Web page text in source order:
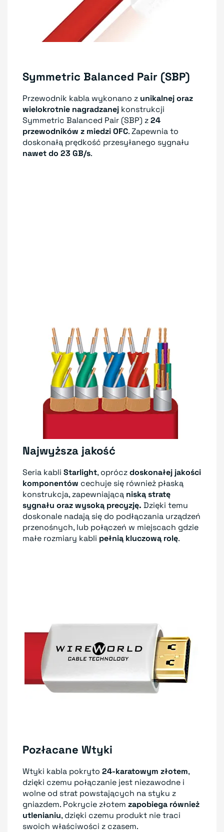
Symmetric Balanced Pair (SBP)
Przewodnik kabla wykonano z unikalnej oraz
wielokrotnie nagradzanej konstrukcji
Symmetric Balanced Pair (SBP) z24
przewodników z miedzi OFC. Zapewnia to
doskonałą prędkość przesyłanego sygnału
nawet do 23 GB/s.
Najwyższa jakość
Seria kabli Starlight, opróczdoskonałej jakości
komponentów cechuje się również płaską
konstrukcja, zapewniającą niską stratę
sygnału oraz wysoką precyzję. Dzięki temu
doskonale nadają się do podłączania urządzeń
przenośnych, lub połączeń w miejscach gdzie
małe rozmiary kabli pełnią kluczową rolę.
Pozłacane Wtyki
Wtyki kabla pokryto 24-karatowym złotem,
dzięki czemu połączanie jest niezawodne i
wolne od strat powstających na styku z
gniazdem. Pokrycie złotem zapobiega również
utlenianiu, dzięki czemu produkt nie traci
swoich właściwości z czasem.